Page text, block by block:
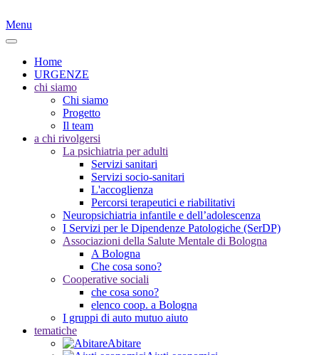
Menu
Home
URGENZE
chi siamo
Chi siamo
Progetto
Il team
a chi rivolgersi
La psichiatria per adulti
Servizi sanitari
Servizi socio-sanitari
L'accoglienza
Percorsi terapeutici e riabilitativi
Neuropsichiatria infantile e dell’adolescenza
I Servizi per le Dipendenze Patologiche (SerDP)
Associazioni della Salute Mentale di Bologna
A Bologna
Che cosa sono?
Cooperative sociali
che cosa sono?
elenco coop. a Bologna
I gruppi di auto mutuo aiuto
tematiche
Abitare